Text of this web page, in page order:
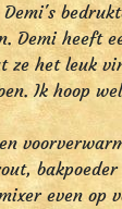
Demi heeft
ze het leuk
Ik hoop
even op